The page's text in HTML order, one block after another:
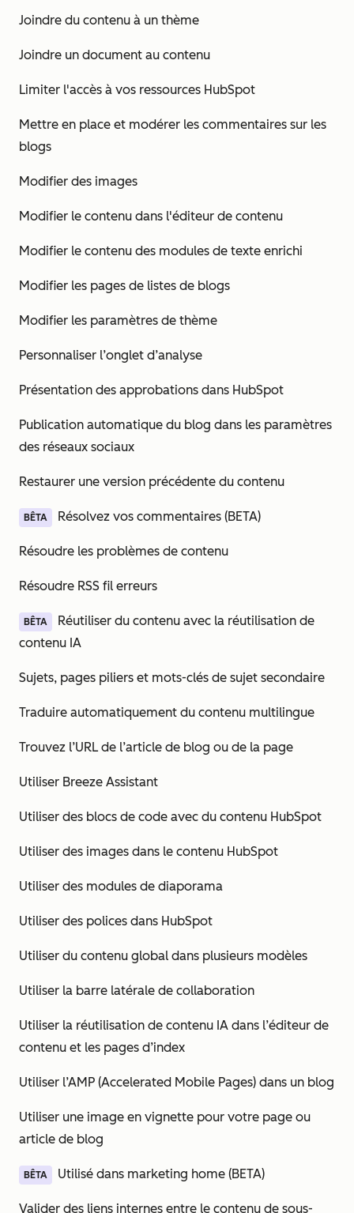
Joindre du contenu à un thème
Joindre un document au contenu
Limiter l'accès à vos ressources HubSpot
Mettre en place et modérer les commentaires sur les
blogs
Modifier des images
Modifier le contenu dans l'éditeur de contenu
Modifier le contenu des modules de texte enrichi
Modifier les pages de listes de blogs
Modifier les paramètres de thème
Personnaliser l’onglet d’analyse
Présentation des approbations dans HubSpot
Publication automatique du blog dans les paramètres
des réseaux sociaux
Restaurer une version précédente du contenu
BÊTA Résolvez vos commentaires (BETA)
Résoudre les problèmes de contenu
Résoudre RSS fil erreurs
BÊTA
Réutiliser du contenu avec la réutilisation de
contenu IA
Sujets, pages piliers et mots-clés de sujet secondaire
Traduire automatiquement du contenu multilingue
Trouvez l’URL de l’article de blog ou de la page
Utiliser Breeze Assistant
Utiliser des blocs de code avec du contenu HubSpot
Utiliser des images dans le contenu HubSpot
Utiliser des modules de diaporama
Utiliser des polices dans HubSpot
Utiliser du contenu global dans plusieurs modèles
Utiliser la barre latérale de collaboration
Utiliser la réutilisation de contenu IA dans l’éditeur de
contenu et les pages d’index
Utiliser l’AMP (Accelerated Mobile Pages) dans un blog
Utiliser une image en vignette pour votre page ou
article de blog
BÊTA Utilisé dans marketing home (BETA)
Valider des liens internes entre le contenu de sous-